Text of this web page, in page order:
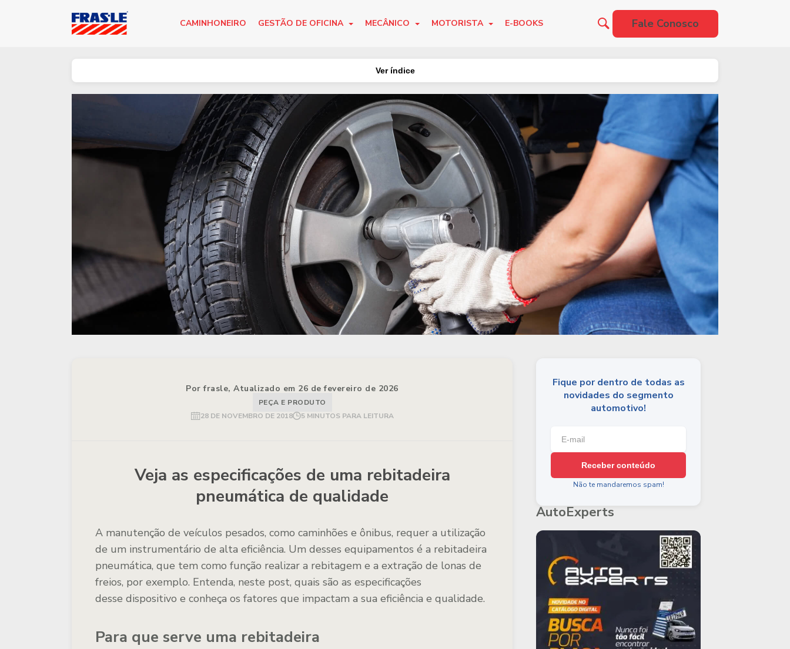
CAMINHONEIRO GESTÃO DE OFICINA MECÂNICO MOTORISTA E-BOOKS Fale Conosco
Ver índice
Por frasle, Atualizado em 26 de fevereiro de 2026
PEÇA E PRODUTO
28 DE NOVEMBRO DE 2018
5 MINUTOS PARA LEITURA
Veja as especificações de uma rebitadeira
pneumática de qualidade
A manutenção de veículos pesados, como caminhões e ônibus, requer a utilização
de um instrumentário de alta eficiência. Um desses equipamentos é a rebitadeira
pneumática, que tem como função realizar a rebitagem e a extração de lonas de
freios, por exemplo. Entenda, neste post, quais são as especificações
desse dispositivo e conheça os fatores que impactam a sua eficiência e qualidade.
Para que serve uma rebitadeira
Fique por dentro de todas as
novidades do segmento
automotivo!
Receber conteúdo
Não te mandaremos spam!
AutoExperts